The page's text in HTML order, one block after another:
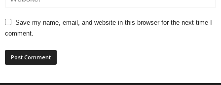
Save my name, email, and website in this browser for the next time I
comment.